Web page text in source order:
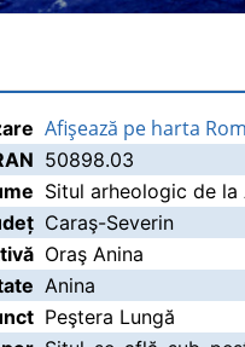
Afişează pe harta
50898.03
Situl arheologic de la
Caraş-Severin
Oraş Anina
Anina
Peştera Lungă